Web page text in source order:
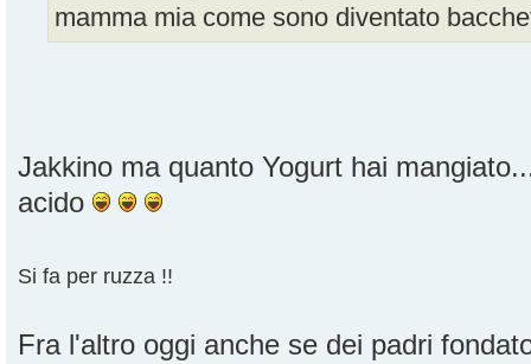
mamma mia come sono diventato
Jakkino ma quanto Yogurt hai
acido
Si fa per ruzza !!
Fra l'altro oggi anche se dei padri